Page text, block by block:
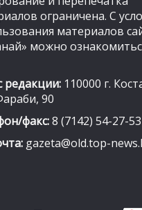
ограничена. С
материалов
можно
редакции: 110000 г.
90
факс:8 (7142) 54-27-53
gazeta@old.top-